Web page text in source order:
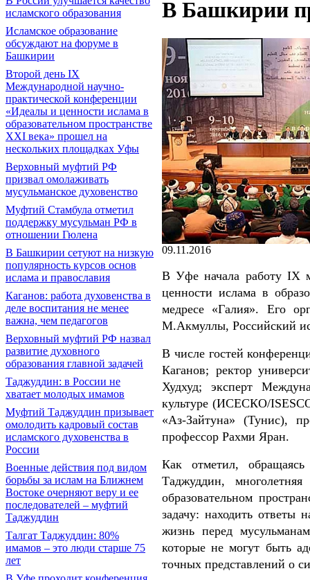
исламского образования
Исламское образование
обсуждают на форуме в
Башкирии
Второй день IX
Международной научно-
практической конференции
«Идеалы и ценности ислама в
образовательном пространстве
XXI века» прошел на
нескольких площадках Уфы
Верховный муфтий РФ
призвал омолаживать
мусульманское духовенство
Муфтий Стамбула отметил
поддержку мусульман РФ в
отношении Гюлена
В Башкирии сетуют на низкую
популярность курсов основ
ислама и православия
Каганов: работа духовенства в
деле воспитания не менее
важна, чем педагогов
Верховный муфтий РФ назвал
развитие духовного
образования главной задачей
Таджуддин: в России не
хватает молодых имамов
Муфтий Таджуддин призывает
омолодить кадровый состав
исламского духовенства в
России
Военные действия под видом
борьбы за ислам на Ближнем
Востоке очерняют веру и ее
последователей – муфтий
Таджуддин
Талгат Таджуддин: 80%
имамов – это люди старше 75
лет
В Башкирии
09.11.2016
В Уфе начала работу IX
ценности ислама в
медресе «Галия». Его
М.Акмуллы, Российский
В числе гостей
Каганов; ректор
Худхуд; эксперт
культуре (ИСЕСКО/
«Аз-Зайтуна» (Тунис),
профессор Рахми Яран.
Как отметил,
Таджуддин,
образовательном
задачу: находить ответы
жизнь перед
которые не могут быть
точных представлений о